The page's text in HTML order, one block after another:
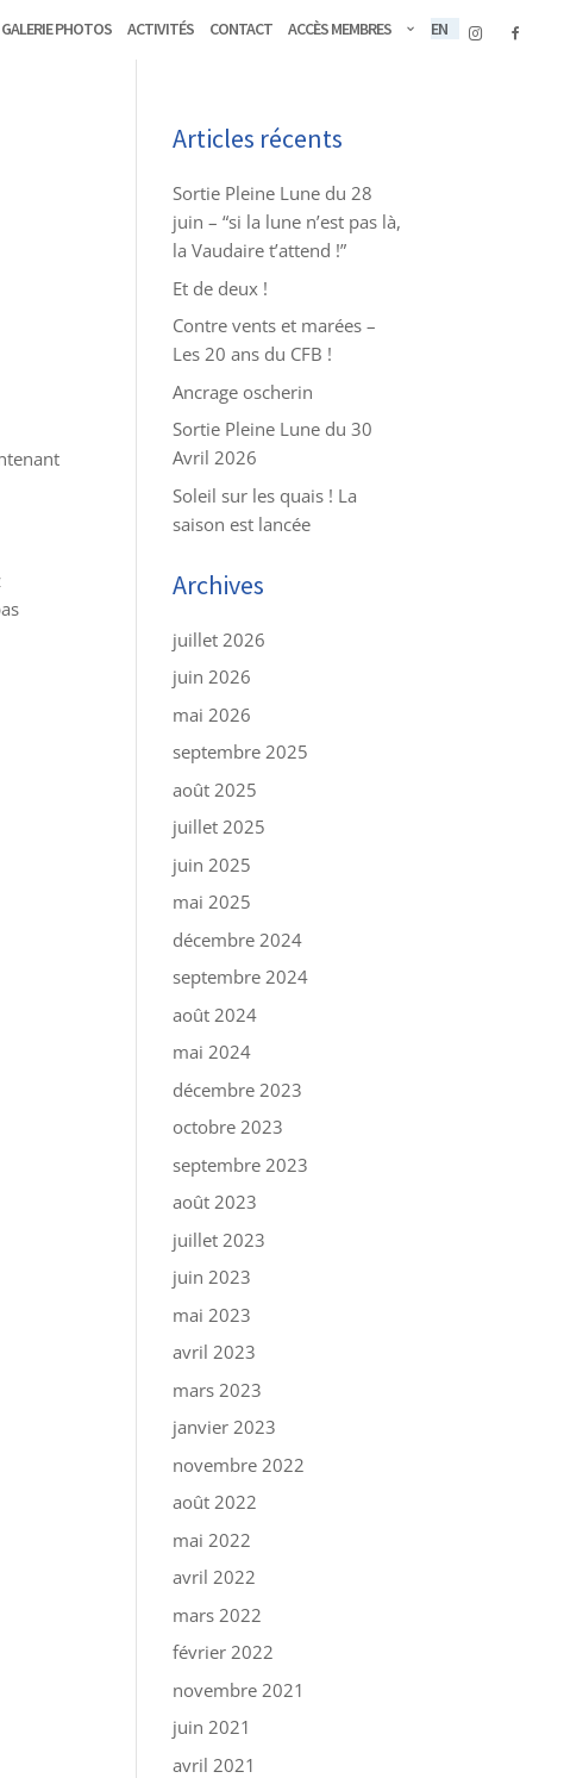
Galerie Photos Activités Contact Accès membres EN
Articles récents
Sortie Pleine Lune du 28
juin – “si la lune n’est pas là,
la Vaudaire t’attend !”
Et de deux !
Contre vents et marées –
Les 20 ans du CFB !
Ancrage oscherin
Sortie Pleine Lune du 30
Avril 2026
Soleil sur les quais ! La
saison est lancée
Archives
juillet 2026
juin 2026
mai 2026
septembre 2025
août 2025
juillet 2025
juin 2025
mai 2025
décembre 2024
septembre 2024
août 2024
mai 2024
décembre 2023
octobre 2023
septembre 2023
août 2023
juillet 2023
juin 2023
mai 2023
avril 2023
mars 2023
janvier 2023
novembre 2022
août 2022
mai 2022
avril 2022
mars 2022
février 2022
novembre 2021
juin 2021
avril 2021